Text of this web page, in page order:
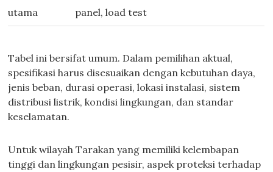
utama
panel, load test
Tabel ini bersifat umum. Dalam pemilihan aktual,
spesifikasi harus disesuaikan dengan kebutuhan daya,
jenis beban, durasi operasi, lokasi instalasi, sistem
distribusi listrik, kondisi lingkungan, dan standar
keselamatan.
Untuk wilayah Tarakan yang memiliki kelembapan
tinggi dan lingkungan pesisir, aspek proteksi terhadap